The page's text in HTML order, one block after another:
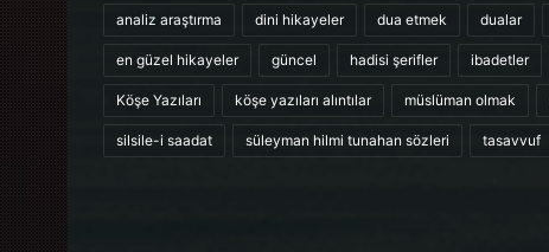
analiz araştırma dini hikayeler dua etmek dualar
en güzel hikayeler güncel hadisi şerifler ibadetler
Köşe Yazıları köşe yazıları alıntılar müslüman olmak
silsile-i saadat süleyman hilmi tunahan sözleri tasavvuf